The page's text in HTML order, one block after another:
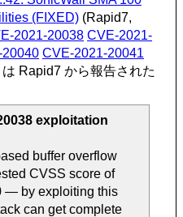
(FIXED) (Rapid7,
2021-20038 CVE-2021-
CVE-2021-20041
は Rapid7 から報告された
exploitation
buffer overflow
CVSS score of
— by exploiting this
can get complete